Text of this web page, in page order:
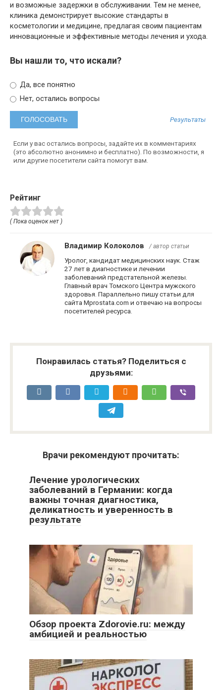
и возможные задержки в обслуживании. Тем не менее,
клиника демонстрирует высокие стандарты в
косметологии и медицине, предлагая своим пациентам
инновационные и эффективные методы лечения и ухода.
Вы нашли то, что искали?
Да, все понятно
Нет, остались вопросы
Результаты
Если у вас остались вопросы, задайте их в комментариях
(это абсолютно анонимно и бесплатно). По возможности, я
или другие посетители сайта помогут вам.
Рейтинг
( Пока оценок нет )
Владимир Колоколов / автор статьи
Уролог, кандидат медицинских наук. Стаж
27 лет в диагностике и лечении
заболеваний предстательной железы.
Главный врач Томского Центра мужского
здоровья. Параллельно пишу статьи для
сайта Mprostata.com и отвечаю на вопросы
посетителей ресурса.
Понравилась статья? Поделиться с
друзьями:
Врачи рекомендуют прочитать:
Лечение урологических
заболеваний в Германии: когда
важны точная диагностика,
деликатность и уверенность в
результате
Обзор проекта Zdorovie.ru: между
амбицией и реальностью